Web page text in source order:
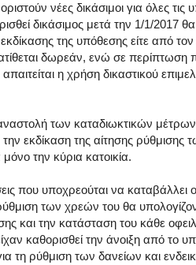
νέες δικάσιμοι για όλες τις
δικάσιμος μετά την 1/1/2017
της υπόθεσης είτε από τον
δωρεάν, ενώ σε περίπτωση
η χρήση δικαστικού
των καταδιωκτικών μέτρων
την εκδίκαση της αίτησης
την κύρια κατοικία.
που υποχρεούται να καταβάλλει
των χρεών του θα
και την κατάσταση του κάθε
καθορισθεί την άνοιξη από το
τη ρύθμιση των δανείων και